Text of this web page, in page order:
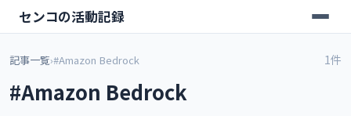
センコの活動記録
記事一覧›#Amazon Bedrock
#Amazon Bedrock
1件